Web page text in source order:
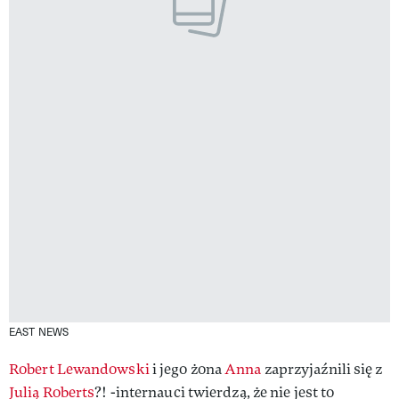
EAST NEWS
Robert Lewandowskii jego żonaAnna zaprzyjaźnili się z
Julią Roberts?! -internauci twierdzą, że nie jest to